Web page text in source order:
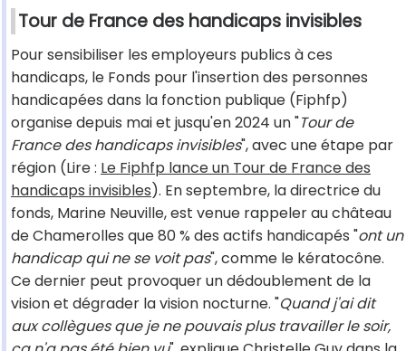
Tour de France des handicaps invisibles
Pour sensibiliser les employeurs publics à ces
handicaps, le Fonds pour l'insertion des personnes
handicapées dans la fonction publique (Fiphfp)
organise depuis mai et jusqu'en 2024 un "Tour de
France des handicaps invisibles", avec une étape par
région (Lire : Le Fiphfp lance un Tour de France des
handicaps invisibles). En septembre, la directrice du
fonds, Marine Neuville, est venue rappeler au château
de Chamerolles que 80 % des actifs handicapés "ont un
handicap qui ne se voit pas", comme le kératocône.
Ce dernier peut provoquer un dédoublement de la
vision et dégrader la vision nocturne. "Quand j'ai dit
aux collègues que je ne pouvais plus travailler le soir,